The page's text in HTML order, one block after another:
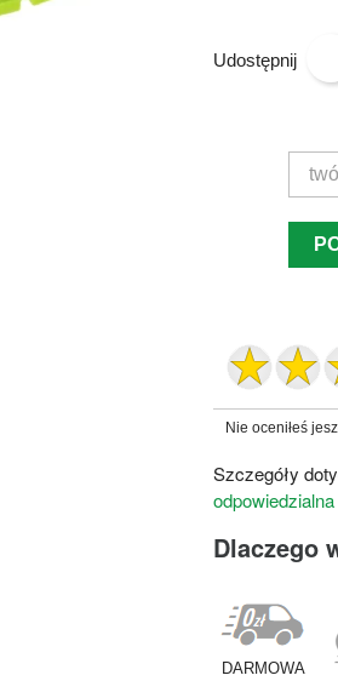
Udostępnij
Nie oceniłeś
Szczegóły
Dlaczego
DARMOWA